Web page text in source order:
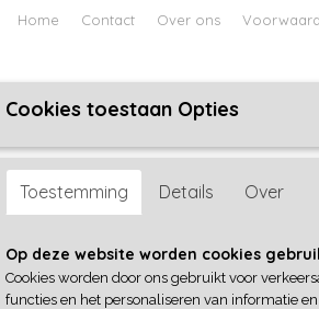
Home Contact Over ons
JONGENS BABY
Dirkje
Dirkje
€ 27,99 (inclusief btw 21%)
Cookies toestaan Opties
Toestemming Details Over
Op deze website worden cookies
Cookies worden door ons gebruikt voor
functies en het personaliseren van informatie